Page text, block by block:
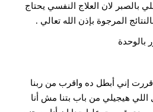
بالصبر لان العلاج النفسي يحتاج
المرجوة بإذن الله تعالي .
بالوحدة
قررت إني أبطل ده واقرب من ربنا
هيجيلي من باب بتنا مش أنا